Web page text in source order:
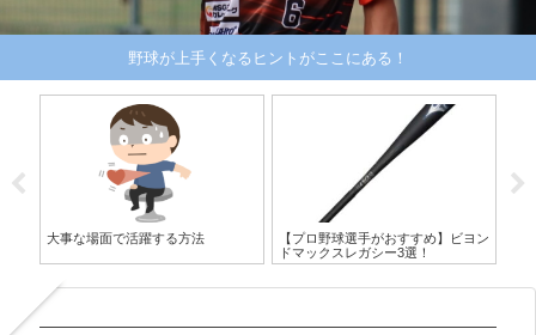
野球が上手くなるヒントがここにある！
大事な場面で活躍する方法
【プロ野球選手がおすすめ】ビヨン
ドマックスレガシー3選！